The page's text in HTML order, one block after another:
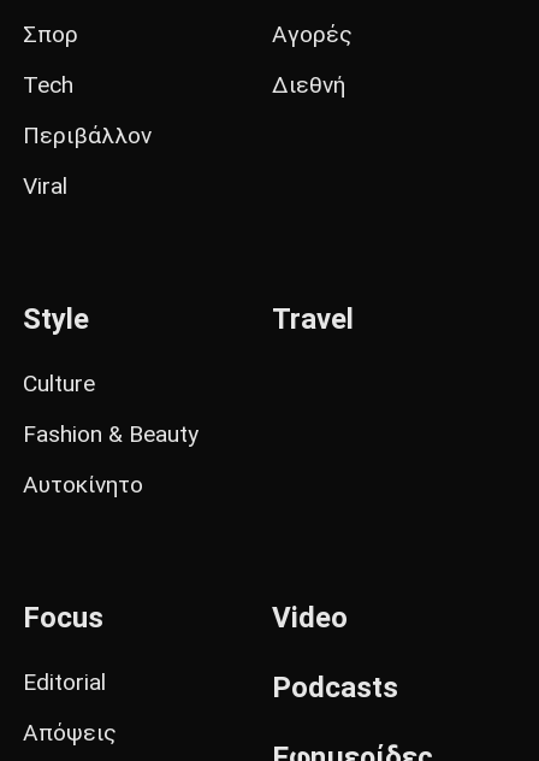
Σπορ
Tech
Περιβάλλον
Viral
Αγορές
Διεθνή
Style
Culture
Fashion & Beauty
Αυτοκίνητο
Travel
Focus
Editorial
Απόψεις
Video
Podcasts